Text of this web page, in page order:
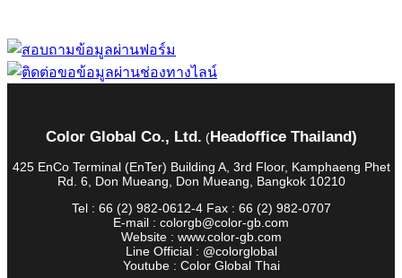
Color Global Co., Ltd. (Headoffice Thailand)
425 EnCo Terminal (EnTer) Building A, 3rd Floor, Kamphaeng Phet
Rd. 6, Don Mueang, Don Mueang, Bangkok 10210
Tel : 66 (2) 982-0612-4 Fax : 66 (2) 982-0707
E-mail : colorgb@color-gb.com
Website : www.color-gb.com
Line Official : @colorglobal
Youtube : Color Global Thai